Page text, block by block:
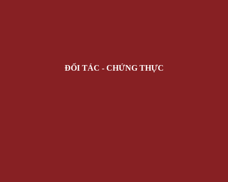
ĐỐI TÁC - CHỨNG THỰC